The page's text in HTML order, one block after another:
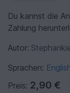
Du kannst die
Zahlung
Autor:
Sprachen:
Preis: 2,90 €